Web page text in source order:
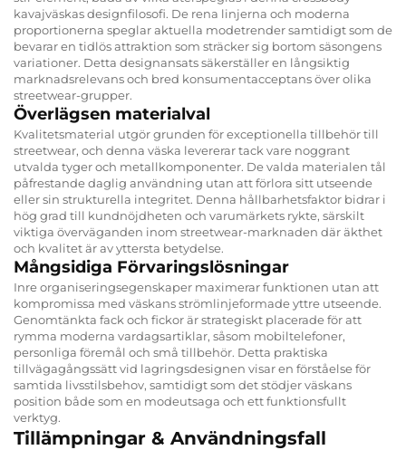
kavajväskas designfilosofi. De rena linjerna och moderna
proportionerna speglar aktuella modetrender samtidigt som de
bevarar en tidlös attraktion som sträcker sig bortom säsongens
variationer. Detta designansats säkerställer en långsiktig
marknadsrelevans och bred konsumentacceptans över olika
streetwear-grupper.
Överlägsen materialval
Kvalitetsmaterial utgör grunden för exceptionella tillbehör till
streetwear, och denna väska levererar tack vare noggrant
utvalda tyger och metallkomponenter. De valda materialen tål
påfrestande daglig användning utan att förlora sitt utseende
eller sin strukturella integritet. Denna hållbarhetsfaktor bidrar i
hög grad till kundnöjdheten och varumärkets rykte, särskilt
viktiga överväganden inom streetwear-marknaden där äkthet
och kvalitet är av yttersta betydelse.
Mångsidiga Förvaringslösningar
Inre organiseringsegenskaper maximerar funktionen utan att
kompromissa med väskans strömlinjeformade yttre utseende.
Genomtänkta fack och fickor är strategiskt placerade för att
rymma moderna vardagsartiklar, såsom mobiltelefoner,
personliga föremål och små tillbehör. Detta praktiska
tillvägagångssätt vid lagringsdesignen visar en förståelse för
samtida livsstilsbehov, samtidigt som det stödjer väskans
position både som en modeutsaga och ett funktionsfullt
verktyg.
Tillämpningar & Användningsfall